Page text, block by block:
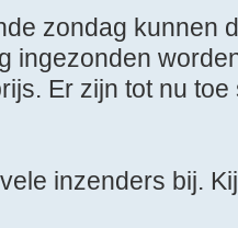
zondag kunnen
ingezonden
Er zijn tot nu
inzenders bij.